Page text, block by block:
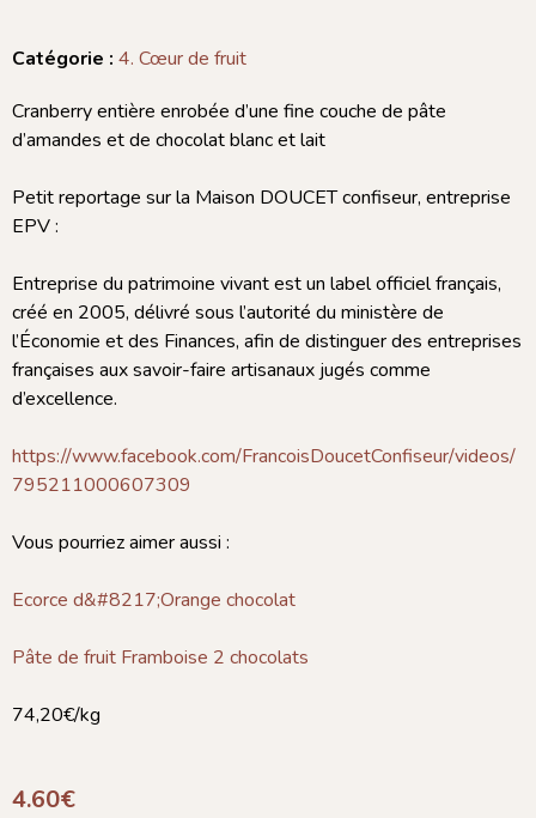
Catégorie : 4. Cœur de fruit
Cranberry entière enrobée d’une fine couche de pâte
d’amandes et de chocolat blanc et lait
Petit reportage sur la Maison DOUCET confiseur, entreprise
EPV :
Entreprise du patrimoine vivant est un label officiel français,
créé en 2005, délivré sous l’autorité du ministère de
l’Économie et des Finances, afin de distinguer des entreprises
françaises aux savoir-faire artisanaux jugés comme
d’excellence.
https://www.facebook.com/FrancoisDoucetConfiseur/videos/
795211000607309
Vous pourriez aimer aussi :
Ecorce d&#8217;Orange chocolat
Pâte de fruit Framboise 2 chocolats
74,20€/kg
4.60€